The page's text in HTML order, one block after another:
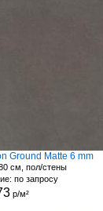
Ground Matte 6 mm
см, пол/стены
по запросу
р/м²